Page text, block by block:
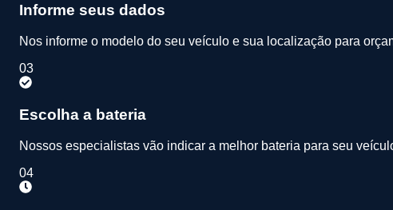
Informe seus dados
Nos informe o modelo do seu veículo e sua localização para
03
Escolha a bateria
Nossos especialistas vão indicar a melhor bateria para seu
04